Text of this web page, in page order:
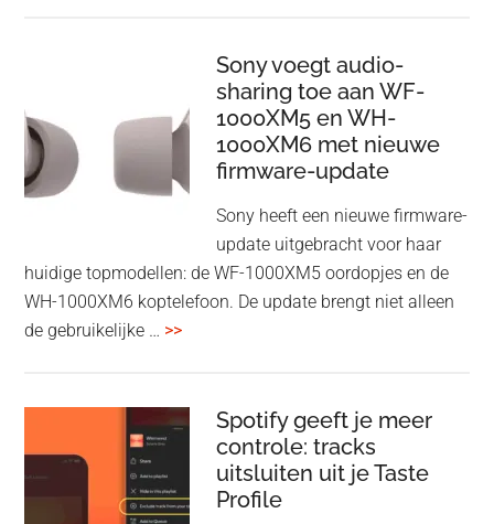
draadloos
presenteren
zonder
Wi-
Sony voegt audio-
sharing toe aan WF-
1000XM5 en WH-
1000XM6 met nieuwe
firmware-update
Sony heeft een nieuwe firmware-
update uitgebracht voor haar
huidige topmodellen: de WF-1000XM5 oordopjes en de
WH-1000XM6 koptelefoon. De update brengt niet alleen
de gebruikelijke … >>overSony
sharing
WF-
Spotify geeft je meer
controle: tracks
uitsluiten uit je Taste
Profile